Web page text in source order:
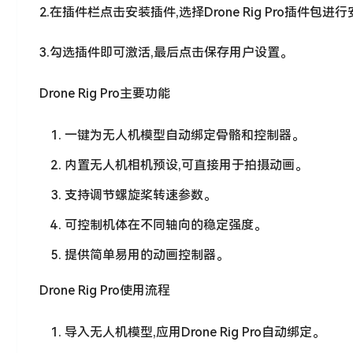
2.在插件栏点击安装插件,选择Drone Rig Pro插件包进行
3.勾选插件即可激活,最后点击保存用户设置。
Drone Rig Pro主要功能
一键为无人机模型自动绑定骨骼和控制器。
内置无人机相机预设,可直接用于拍摄动画。
支持调节螺旋桨转速参数。
可控制机体在不同轴向的稳定强度。
提供简单易用的动画控制器。
Drone Rig Pro使用流程
导入无人机模型,应用Drone Rig Pro自动绑定。